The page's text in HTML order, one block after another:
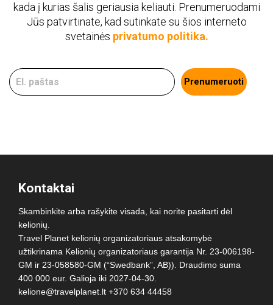
kada į kurias šalis geriausia keliauti. Prenumeruodami
Jūs patvirtinate, kad sutinkate su šios interneto
svetainės privatumo politika.
Prenumeruoti
Kontaktai
Skambinkite arba rašykite visada, kai norite pasitarti dėl
kelionių.
Travel Planet kelionių organizatoriaus atsakomybė
užtikrinama Kelionių organizatoriaus garantija Nr. 23-006198-
GM ir 23-058580-GM (“Swedbank”, AB)). Draudimo suma
400 000 eur. Galioja iki 2027-04-30.
kelione@travelplanet.lt +370 634 44458